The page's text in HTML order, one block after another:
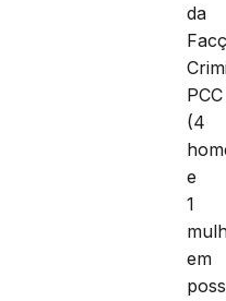
da
PCC
(4
e
1
em